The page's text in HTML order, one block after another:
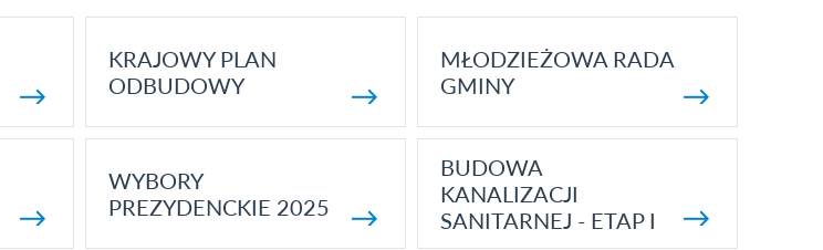
KRAJOWY PLAN
ODBUDOWY
MŁODZIEŻOWA RADA
GMINY
WYBORY
PREZYDENCKIE 2025
BUDOWA
KANALIZACJI
SANITARNEJ - ETAP I